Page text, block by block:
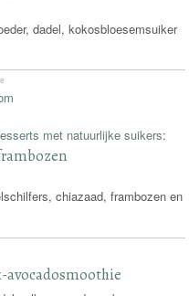
dadel, kokosbloesemsuiker
met natuurlijke suikers:
chiazaad, frambozen en